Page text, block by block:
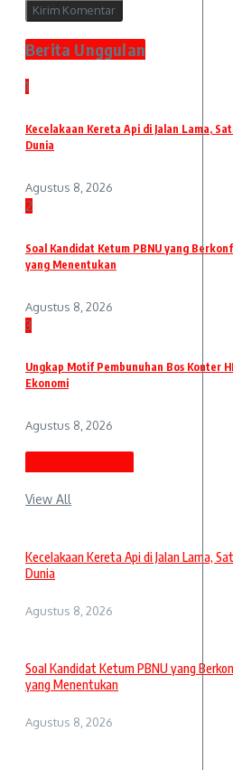
Berita Unggulan
1
Kecelakaan Kereta Api di Jalan Lama,
Dunia
Agustus 8, 2026
2
Soal Kandidat Ketum PBNU yang
yang Menentukan
Agustus 8, 2026
3
Ungkap Motif Pembunuhan Bos Konter
Ekonomi
Agustus 8, 2026
View All
Kecelakaan Kereta Api di Jalan Lama,
Dunia
Agustus 8, 2026
Soal Kandidat Ketum PBNU yang
yang Menentukan
Agustus 8, 2026